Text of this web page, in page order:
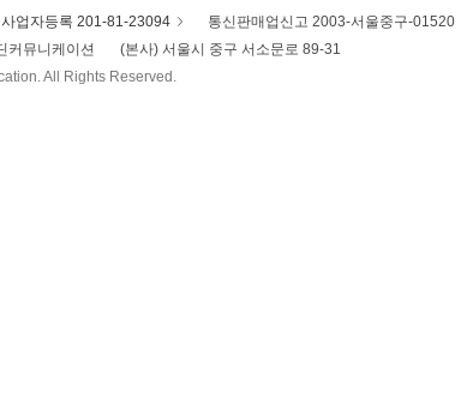
사업자등록 201-81-23094 통신판매업신고 2003-서울중구-01520
커뮤니케이션
(본사) 서울시 중구 서소문로 89-31
All Rights Reserved.